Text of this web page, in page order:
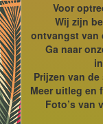
Voor
Wij zijn
ontvangst van
Ga naar
Prijzen van
Meer uitleg en
Foto’s van